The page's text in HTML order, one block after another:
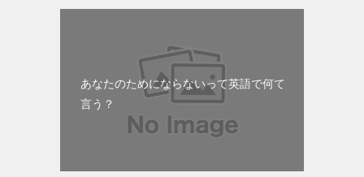
あなたのためにならないって英語で何て
言う？